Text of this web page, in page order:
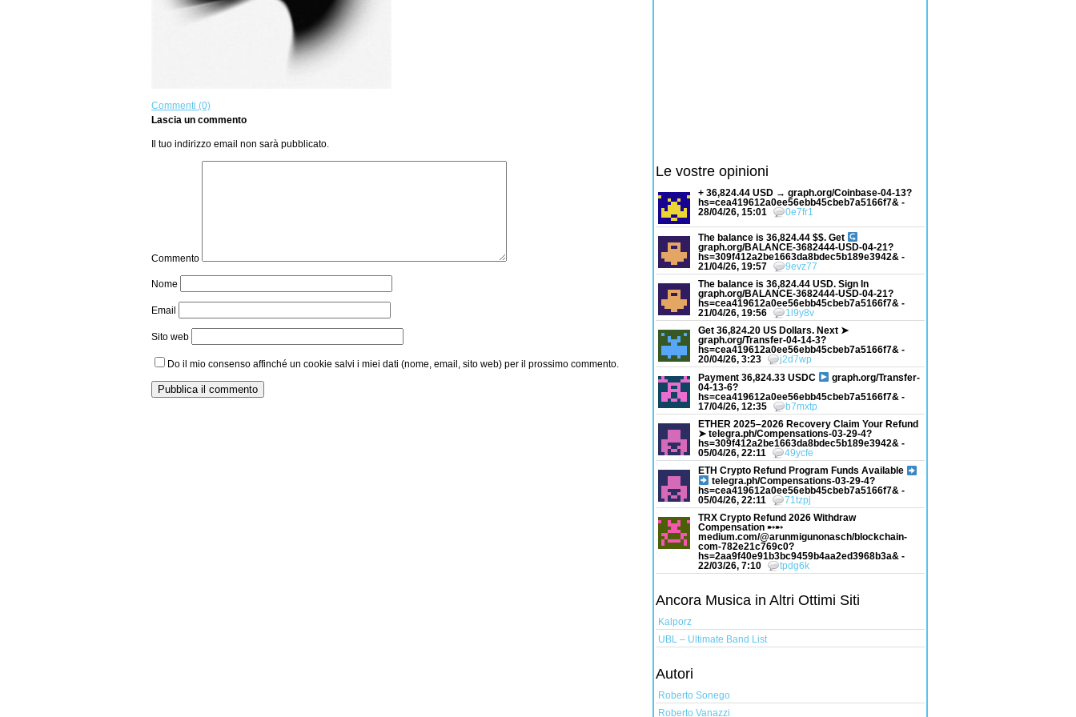
Commenti (0)
Lascia un commento
Il tuo indirizzo email non sarà pubblicato.
Commento
Nome
Email
Sito web
Do il mio consenso affinché un cookie salvi i miei dati (nome, email, sito web) per il prossimo commento.
Le vostre opinioni
+ 36,824.44 USD → graph.org/Coinbase-04-13?
hs=cea419612a0ee56ebb45cbeb7a5166f7& -
28/04/26, 15:01
0e7fr1
The balance is 36,824.44 $$. Get
graph.org/BALANCE-3682444-USD-04-21?
hs=309f412a2be1663da8bdec5b189e3942& -
21/04/26, 19:57
9evz77
The balance is 36,824.44 USD. Sign In
graph.org/BALANCE-3682444-USD-04-21?
hs=cea419612a0ee56ebb45cbeb7a5166f7& -
21/04/26, 19:56
1l9y8v
Get 36,824.20 US Dollars. Next ➤
graph.org/Transfer-04-14-3?
hs=cea419612a0ee56ebb45cbeb7a5166f7& -
20/04/26, 3:23
j2d7wp
Payment 36,824.33 USDC
graph.org/Transfer-
04-13-6?
hs=cea419612a0ee56ebb45cbeb7a5166f7& -
17/04/26, 12:35
b7mxtp
ETHER 2025–2026 Recovery Claim Your Refund
➤ telegra.ph/Compensations-03-29-4?
hs=309f412a2be1663da8bdec5b189e3942& -
05/04/26, 22:11
49ycfe
ETH Crypto Refund Program Funds Available
telegra.ph/Compensations-03-29-4?
hs=cea419612a0ee56ebb45cbeb7a5166f7& -
05/04/26, 22:11
71tzpj
TRX Crypto Refund 2026 Withdraw
Compensation ➸➸
medium.com/@arunmigunonasch/blockchain-
com-782e21c769c0?
hs=2aa9f40e91b3bc9459b4aa2ed3968b3a& -
22/03/26, 7:10
tpdg6k
Ancora Musica in Altri Ottimi Siti
Kalporz
UBL – Ultimate Band List
Autori
Roberto Sonego
Roberto Vanazzi